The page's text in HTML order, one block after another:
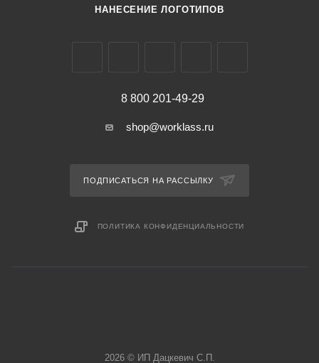
НАНЕСЕНИЕ ЛОГОТИПОВ
8 800 201-49-29
shop@worklass.ru
ПОДПИСАТЬСЯ НА РАССЫЛКУ
ПОЛИТИКА КОНФИДЕНЦИАЛЬНОСТИ
2026 © ИП Дацкевич С.П.